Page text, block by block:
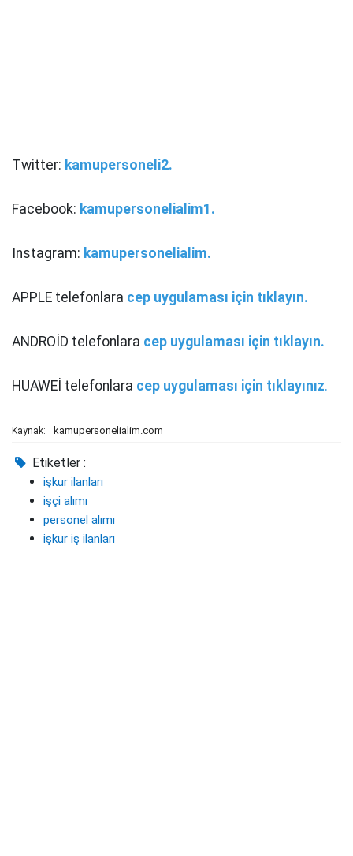
Twitter: kamupersoneli2.
Facebook: kamupersonelialim1.
Instagram: kamupersonelialim.
APPLE telefonlara cep uygulaması için tıklayın.
ANDROİD telefonlara cep uygulaması için tıklayın.
HUAWEİ telefonlara cep uygulaması için tıklayınız.
Kaynak: kamupersonelialim.com
Etiketler :
işkur ilanları
işçi alımı
personel alımı
işkur iş ilanları